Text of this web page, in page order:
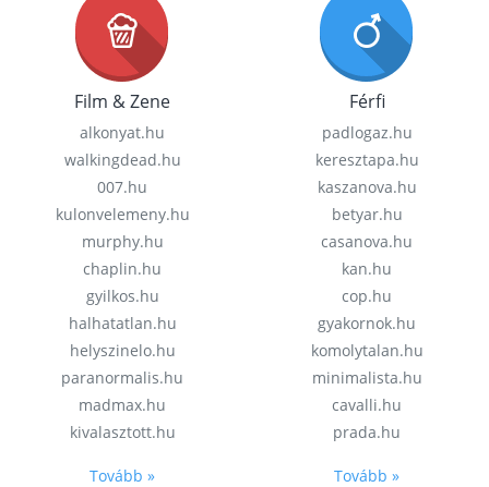
Film & Zene
alkonyat.hu
walkingdead.hu
007.hu
kulonvelemeny.hu
murphy.hu
chaplin.hu
gyilkos.hu
halhatatlan.hu
helyszinelo.hu
paranormalis.hu
madmax.hu
kivalasztott.hu
Tovább »
Férfi
padlogaz.hu
keresztapa.hu
kaszanova.hu
betyar.hu
casanova.hu
kan.hu
cop.hu
gyakornok.hu
komolytalan.hu
minimalista.hu
cavalli.hu
prada.hu
Tovább »